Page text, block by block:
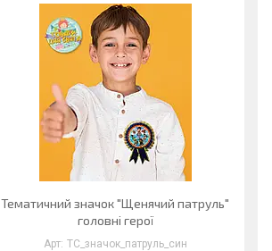
Тематичний значок "Щенячий патруль"
головні герої
ТС_значок_патруль_син